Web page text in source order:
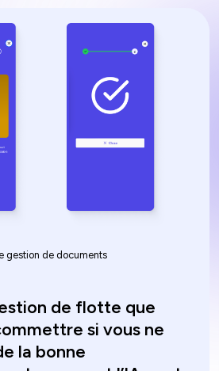
de gestion de documents
a été reconnu pour sa
de la manière dont la
équipements de construction
le rôle de premier plan de notre
en évolution rapide.
gestion de documents
de flotte que
si vous ne
la bonne